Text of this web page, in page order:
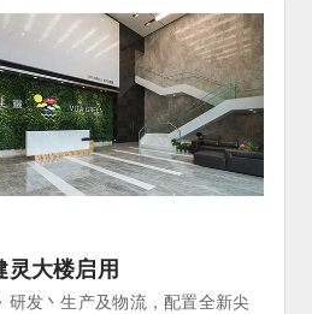
灵大楼启用​
研发丶生产及物流，配置全新尖